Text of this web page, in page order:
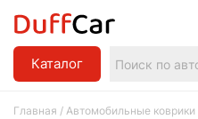
Каталог
Главная / Автомобильные